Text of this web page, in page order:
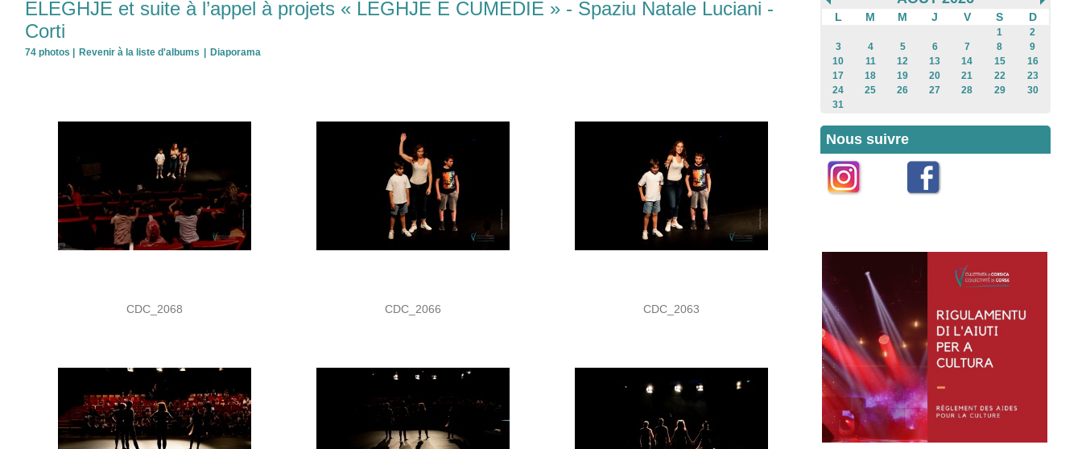
ELEGHJE et suite à l’appel à projets « LEGHJE E CUMEDIE » - Spaziu Natale Luciani -
Corti
74 photos Revenir à la liste d'albums Diaporama
CDC_2068 CDC_2066 CDC_2063
L M M J V S D
1
2
3
4 5 6 7 8
9
10
11 12 13 14 15
16
17
18 19 20 21 22
23
24
25 26 27 28 29
30
31
Nous suivre